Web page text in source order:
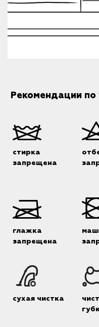
Рекомендации по
стирка
запрещена
глажка
запрещена
сухая чистка